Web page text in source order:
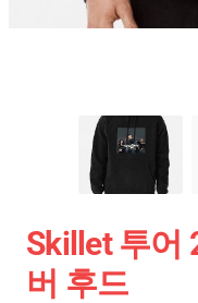
Skillet 투어
버 후드